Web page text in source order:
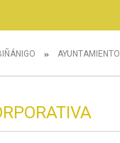
AYUNTAMIENTO